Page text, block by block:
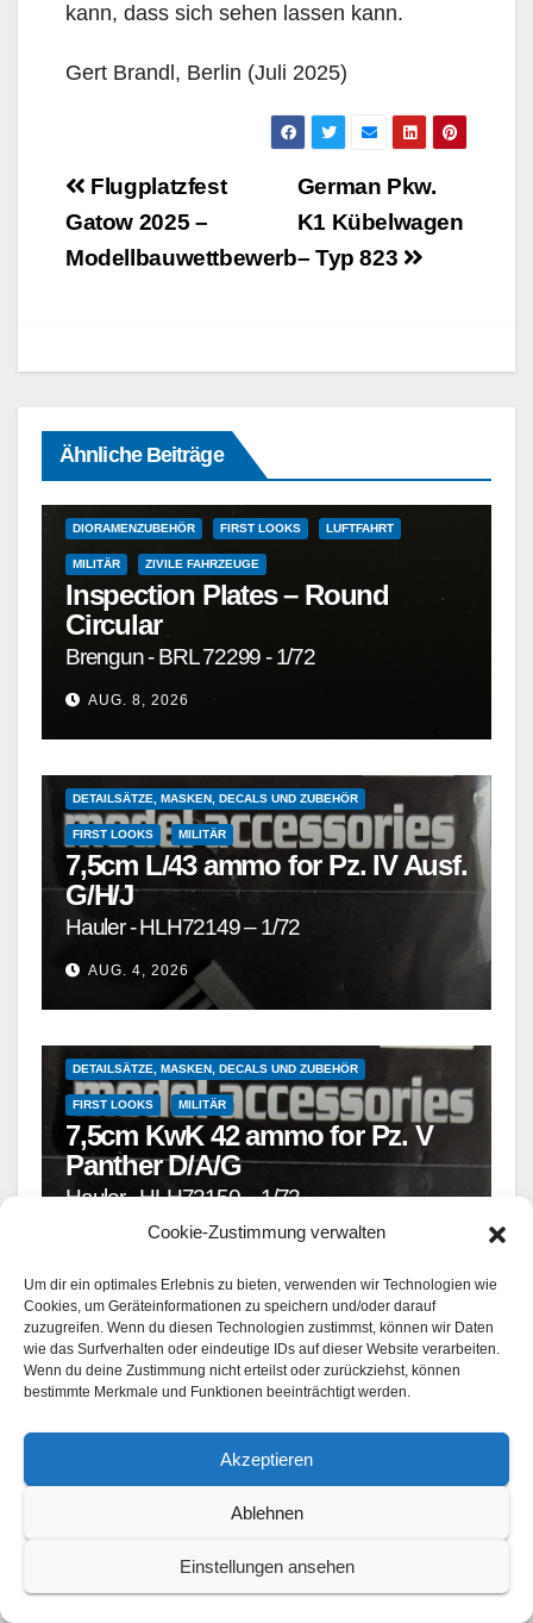
Cookie-Zustimmung verwalten
Um dir ein optimales Erlebnis zu bieten, verwenden wir Technologien wie
Cookies, um Geräteinformationen zu speichern und/oder darauf
zuzugreifen. Wenn du diesen Technologien zustimmst, können wir Daten
wie das Surfverhalten oder eindeutige IDs auf dieser Website verarbeiten.
Wenn du deine Zustimmung nicht erteilst oder zurückziehst, können
bestimmte Merkmale und Funktionen beeinträchtigt werden.
Akzeptieren
Ablehnen
Einstellungen ansehen
kann, dass sich sehen lassen kann.
Gert Brandl, Berlin (Juli 2025)
Beitragsnavigation
German Pkw.
K1 Kübelwagen
– Typ 823
Flugplatzfest
Gatow 2025 –
Modellbauwettbewerb
Ähnliche Beiträge
DETAILSÄTZE, MASKEN, DECALS UND ZUBEHÖR
DIORAMENZUBEHÖR FIRST LOOKS LUFTFAHRT
MILITÄR ZIVILE FAHRZEUGE
Inspection Plates – Round
Circular
Brengun - BRL 72299 - 1/72
AUG. 8, 2026
DETAILSÄTZE, MASKEN, DECALS UND ZUBEHÖR
FIRST LOOKS MILITÄR
7,5cm L/43 ammo for Pz. IV Ausf.
G/H/J
Hauler - HLH72149 – 1/72
AUG. 4, 2026
DETAILSÄTZE, MASKEN, DECALS UND ZUBEHÖR
FIRST LOOKS MILITÄR
7,5cm KwK 42 ammo for Pz. V
Panther D/A/G
Hauler - HLH72150 – 1/72
AUG. 4, 2026
Kommentar*